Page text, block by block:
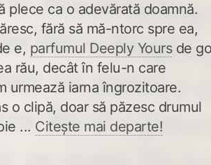
plece ca o adevărată doamnă.
fără să mă-ntorc spre ea,
e, parfumul Deeply Yoursde
rău, decât în felu-n care
urmează iarna îngrozitoare.
o clipă, doar să păzesc drumul
... Citește mai departe!